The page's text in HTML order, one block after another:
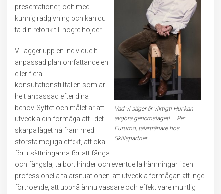
Vad vi säger är viktigt! Hur kan
avgöra genomslaget! – Per
Furumo, talartränare hos
Skillspartner.
presentationer, och med
kunnig rådgivning och kan du
ta din retorik till högre höjder.
Vi lägger upp en individuellt
anpassad plan omfattande en
eller flera
konsultationstillfällen som är
helt anpassad efter dina
behov. Syftet och målet är att
utveckla din förmåga att i det
skarpa läget nå fram med
största möjliga effekt, att öka
förutsättningarna för att fånga
och fängsla, ta bort hinder och eventuella hämningar i den
professionella talarsituationen, att utveckla förmågan att inge
förtroende, att uppnå ännu vassare och effektivare muntlig